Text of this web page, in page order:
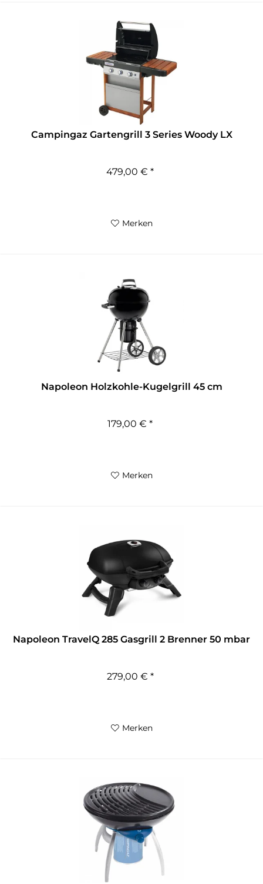
Campingaz Gartengrill 3 Series Woody LX
479,00 € *
Merken
Napoleon Holzkohle-Kugelgrill 45 cm
179,00 € *
Merken
Napoleon TravelQ 285 Gasgrill 2 Brenner 50 mbar
279,00 € *
Merken